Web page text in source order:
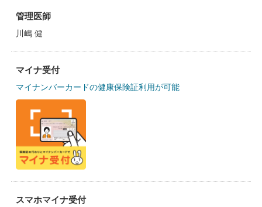
管理医師
川嶋 健
マイナ受付
マイナンバーカードの健康保険証利用が可能
スマホマイナ受付